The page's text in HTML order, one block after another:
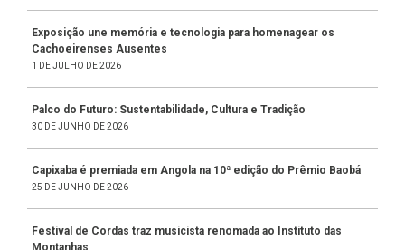
Exposição une memória e tecnologia para homenagear os
Cachoeirenses Ausentes
1 DE JULHO DE 2026
Palco do Futuro: Sustentabilidade, Cultura e Tradição
30 DE JUNHO DE 2026
Capixaba é premiada em Angola na 10ª edição do Prêmio Baobá
25 DE JUNHO DE 2026
Festival de Cordas traz musicista renomada ao Instituto das
Montanhas